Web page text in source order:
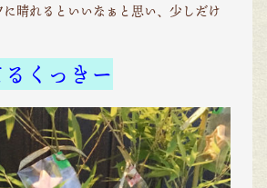
晴れるといいなぁと思い、少しだけ
くっきー